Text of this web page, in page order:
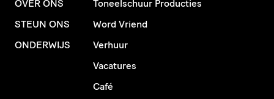
OVER ONS
STEUN ONS
ONDERWIJS
Toneelschuur Producties
Word Vriend
Verhuur
Vacatures
Café